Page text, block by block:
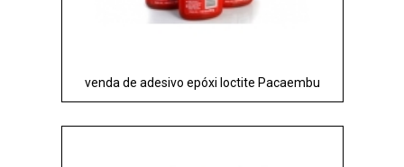
venda de adesivo epóxi loctite Pacaembu